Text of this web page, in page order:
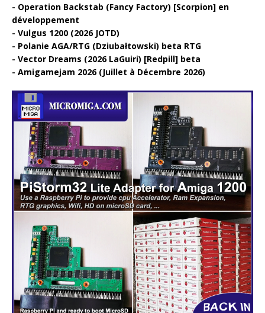
Operation Backstab (Fancy Factory) [Scorpion] en
développement
Vulgus 1200 (2026 JOTD)
Polanie AGA/RTG (Dziubałtowski) beta RTG
Vector Dreams (2026 LaGuiri) [Redpill] beta
Amigamejam 2026 (Juillet à Décembre 2026)